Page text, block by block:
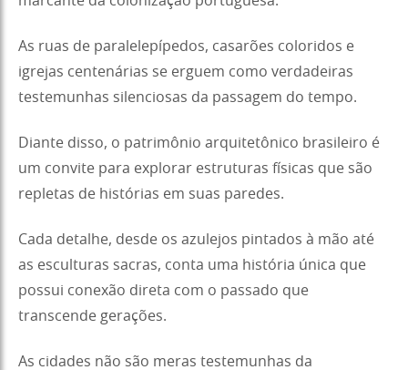
As ruas de paralelepípedos, casarões coloridos e
igrejas centenárias se erguem como verdadeiras
testemunhas silenciosas da passagem do tempo.
Diante disso, o patrimônio arquitetônico brasileiro é
um convite para explorar estruturas físicas que são
repletas de histórias em suas paredes.
Cada detalhe, desde os azulejos pintados à mão até
as esculturas sacras, conta uma história única que
possui conexão direta com o passado que
transcende gerações.
As cidades não são meras testemunhas da